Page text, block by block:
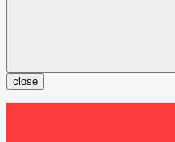
close